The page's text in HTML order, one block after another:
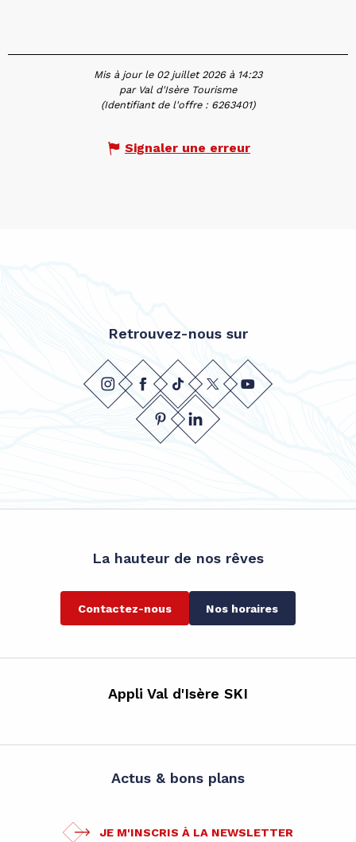
Mis à jour le 02 juillet 2026 à 14:23
par Val d'Isère Tourisme
(Identifiant de l'offre : 6263401)
Signaler une erreur
Retrouvez-nous sur
La hauteur de nos rêves
Contactez-nous Nos horaires
Appli Val d'Isère SKI
Actus & bons plans
JE M'INSCRIS À LA NEWSLETTER